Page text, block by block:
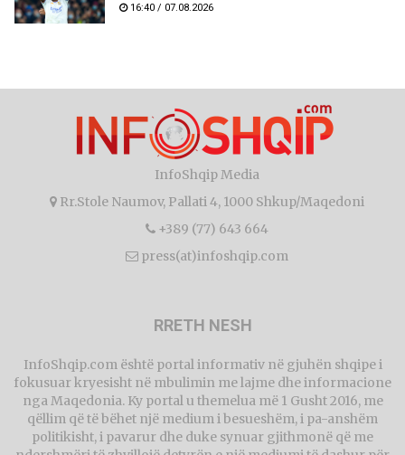
16:40 / 07.08.2026
InfoShqip Media
Rr.Stole Naumov, Pallati 4, 1000 Shkup/Maqedoni
+389 (77) 643 664
press(at)infoshqip.com
RRETH NESH
InfoShqip.com është portal informativ në gjuhën shqipe i
fokusuar kryesisht në mbulimin me lajme dhe informacione
nga Maqedonia. Ky portal u themelua më 1 Gusht 2016, me
qëllim që të bëhet një medium i besueshëm, i pa-anshëm
politikisht, i pavarur dhe duke synuar gjithmonë që me